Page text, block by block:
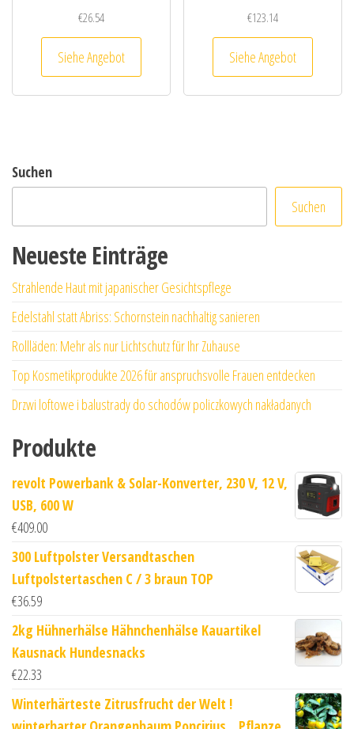
€26.54
Siehe Angebot
€123.14
Siehe Angebot
Suchen
Suchen
Neueste Einträge
Strahlende Haut mit japanischer Gesichtspflege
Edelstahl statt Abriss: Schornstein nachhaltig sanieren
Rollläden: Mehr als nur Lichtschutz für Ihr Zuhause
Top Kosmetikprodukte 2026 für anspruchsvolle Frauen entdecken
Drzwi loftowe i balustrady do schodów policzkowych nakładanych
Produkte
revolt Powerbank & Solar-Konverter, 230 V, 12 V,
USB, 600 W
€409.00
300 Luftpolster Versandtaschen
Luftpolstertaschen C / 3 braun TOP
€36.59
2kg Hühnerhälse Hähnchenhälse Kauartikel
Kausnack Hundesnacks
€22.33
Winterhärteste Zitrusfrucht der Welt !